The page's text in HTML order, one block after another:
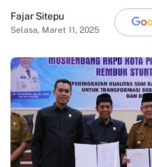
Fajar Sitepu
Selasa, Maret 11, 2025